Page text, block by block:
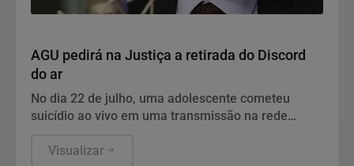
AGU pedirá na Justiça a retirada do Discord
do ar
No dia 22 de julho, uma adolescente cometeu
suicídio ao vivo em uma transmissão na rede
Visualizar